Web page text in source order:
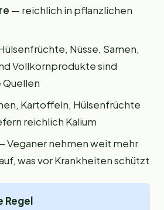
— reichlich in pflanzlichen
Nüsse, Samen,
Vollkornprodukte sind
Kartoffeln, Hülsenfrüchte
reichlich Kalium
Veganer nehmen weit mehr
was vor Krankheiten schützt
Regel